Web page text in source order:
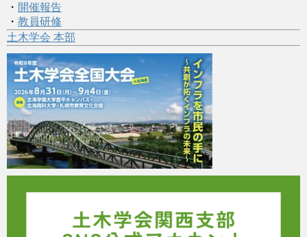
・ 開催報告
・ 教員研修
土木学会 本部